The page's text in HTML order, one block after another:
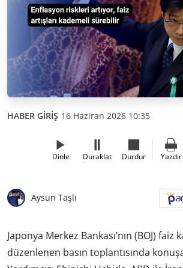
HABER GİRİŞ 16 Haziran 2026 10:35
Dinle Duraklat Durdur Yazdır
Aysun Taşlı
Japonya Merkez Bankası’nın (BOJ) faiz
düzenlenen basın toplantısında